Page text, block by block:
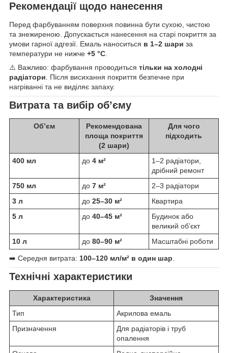
Рекомендації щодо нанесення
Перед фарбуванням поверхня повинна бути сухою, чистою
та знежиреною. Допускається нанесення на старі покриття за
умови гарної адгезії. Емаль наноситься в 1–2 шари за
температури не нижче +5 °C
⚠️ Важливо: фарбування проводиться тільки на холодні
радіатори . Після висихання покриття безпечне при
нагріванні та не виділяє запаху.
Витрата та вибір об’єму
Об’єм
Рекомендована
площа покриття
(2 шари)
Для чого
підходить
400 мл до 4 м²
1–2 радіатори,
дрібний ремонт
750 мл
до 7 м²
2–3 радіатори
3 л
до 25–30 м²
Квартира
5 л
до 40–45 м²
Будинок або
великий об’єкт
10 л
до 80–90 м² Масштабні роботи
➡️ Середня витрата: 100–120 мл/м² в один шар.
Технічні характеристики
Характеристика
Значення
Тип
Акрилова емаль
Призначення
Для радіаторів і труб
опалення